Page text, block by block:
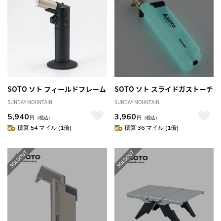
SOTO ソト フィールドフレーム
SUNDAY MOUNTAIN
5,940 円 （税込）
積算 54 マイル (1倍)
SOTO ソト スライドガストーチ
SUNDAY MOUNTAIN
3,960 円 （税込）
積算 36 マイル (1倍)